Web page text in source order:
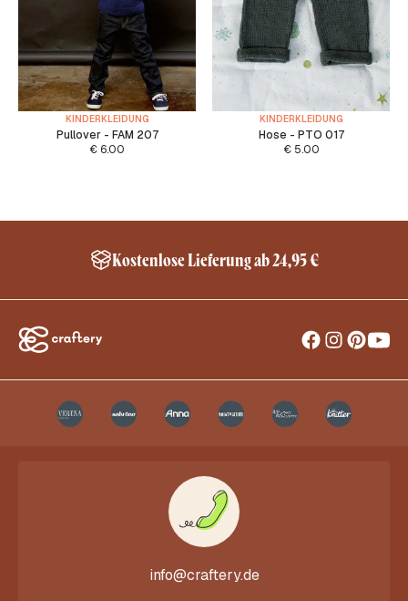
KINDERKLEIDUNG
Pullover - FAM 207
€ 6.00
KINDERKLEIDUNG
Hose - PTO 017
€5.00
Kostenlose Lieferung ab 24,95 €
info@craftery.de